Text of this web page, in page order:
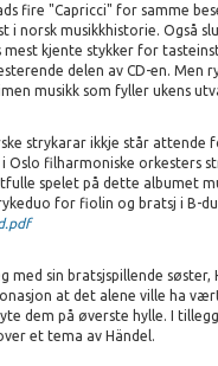
fire "Capricci" for samme
norsk musikkhistorie. Også
mest kjente stykker for
delen av CD-en.
musikk som fyller ukens
strykarar ikkje står
Oslo filharmoniske
spelet på dette albumet
for fiolin og bratsj i
med sin bratsjspillende
at det alene ville ha
dem på øverste hylle. I
et tema av Händel.